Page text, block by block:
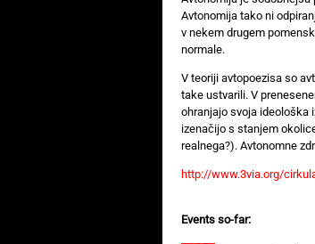
Avtonomija tako ni
v nekem drugem
normale.
V teoriji avtopoezisa so
take ustvarili. V
ohranjajo svoja ideološka
izenačijo s stanjem
realnega?). Avtonomne
http://www.3via.org/
Events so-far: